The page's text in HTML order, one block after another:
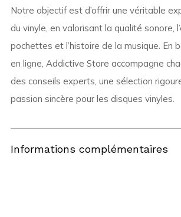
Notre objectif est d’offrir une véritable
du vinyle, en valorisant la qualité sonore,
pochettes et l’histoire de la musique. En
en ligne, Addictive Store accompagne
des conseils experts, une sélection
passion sincère pour les disques vinyles.
Informations complémentaires